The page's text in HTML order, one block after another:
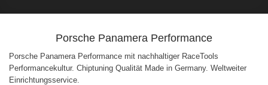
Porsche Panamera Performance
Porsche Panamera Performance mit nachhaltiger RaceTools
Performancekultur. Chiptuning Qualität Made in Germany. Weltweiter
Einrichtungsservice.